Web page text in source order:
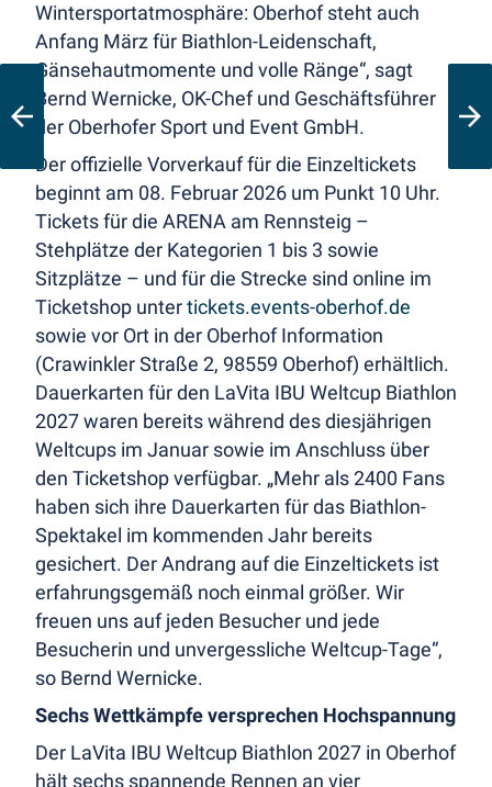
Wintersportatmosphäre: Oberhof steht auch
Anfang März für Biathlon-Leidenschaft,
Gänsehautmomente und volle Ränge“, sagt
Bernd Wernicke, OK-Chef und Geschäftsführer
der Oberhofer Sport und Event GmbH.
Der offizielle Vorverkauf für die Einzeltickets
beginnt am 08. Februar 2026 um Punkt 10 Uhr.
Tickets für die ARENA am Rennsteig –
Stehplätze der Kategorien 1 bis 3 sowie
Sitzplätze – und für die Strecke sind online im
Ticketshop unter tickets.events-oberhof.de
sowie vor Ort in der Oberhof Information
(Crawinkler Straße 2, 98559 Oberhof) erhältlich.
Dauerkarten für den LaVita IBU Weltcup Biathlon
2027 waren bereits während des diesjährigen
Weltcups im Januar sowie im Anschluss über
den Ticketshop verfügbar. „Mehr als 2400 Fans
haben sich ihre Dauerkarten für das Biathlon-
Spektakel im kommenden Jahr bereits
gesichert. Der Andrang auf die Einzeltickets ist
erfahrungsgemäß noch einmal größer. Wir
freuen uns auf jeden Besucher und jede
Besucherin und unvergessliche Weltcup-Tage“,
so Bernd Wernicke.
Sechs Wettkämpfe versprechen Hochspannung
Der LaVita IBU Weltcup Biathlon 2027 in Oberhof
hält sechs spannende Rennen an vier